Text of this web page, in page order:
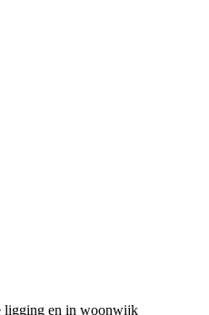
ligging en in woonwijk